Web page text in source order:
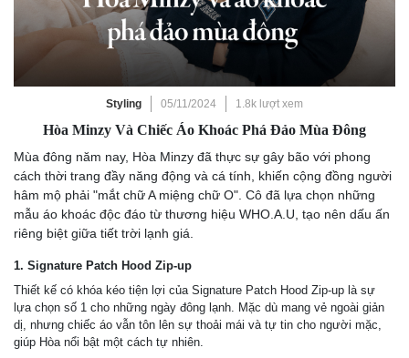
Styling 05/11/2024 1.8k lượt xem
Hòa Minzy Và Chiếc Áo Khoác Phá Đảo Mùa Đông
Mùa đông năm nay, Hòa Minzy đã thực sự gây bão với phong
cách thời trang đầy năng động và cá tính, khiến cộng đồng người
hâm mộ phải "mắt chữ A miệng chữ O". Cô đã lựa chọn những
mẫu áo khoác độc đáo từ thương hiệu WHO.A.U, tạo nên dấu ấn
riêng biệt giữa tiết trời lạnh giá.
1. Signature Patch Hood Zip-up
Thiết kế có khóa kéo tiện lợi của Signature Patch Hood Zip-up là sự
lựa chọn số 1 cho những ngày đông lạnh. Mặc dù mang vẻ ngoài giản
dị, nhưng chiếc áo vẫn tôn lên sự thoải mái và tự tin cho người mặc,
giúp Hòa nổi bật một cách tự nhiên.